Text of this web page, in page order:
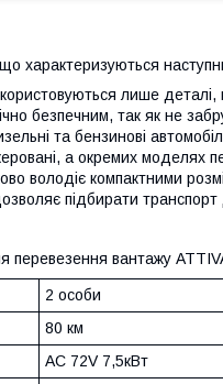
що характеризуються
лише деталі,
безпечним, так як не
та бензинові
а окремих моделях
володіє компактними
підбирати транспорт
перевезення вантажу
2 особи
80 км
АС 72V 7,5кВт